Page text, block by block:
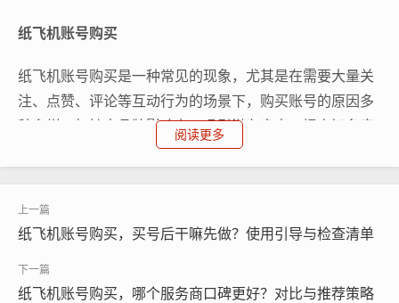
纸飞机账号购买
纸飞机账号购买是一种常见的现象，尤其是在需要大量关
注、点赞、评论等互动行为的场景下，购买账号的原因多
种多样，如扩大品牌影响力、吸引潜在客户、提高知名度
等，购买账号并非长久之计，因为平台对于账号的管理和
保账号不被降权。
纸飞机账号活跃度与降权
阅读更多
纸飞机账号购买，买号后干嘛先做？使用引导与检查清单
纸飞机账号购买，哪个服务商口碑更好？对比与推荐策略